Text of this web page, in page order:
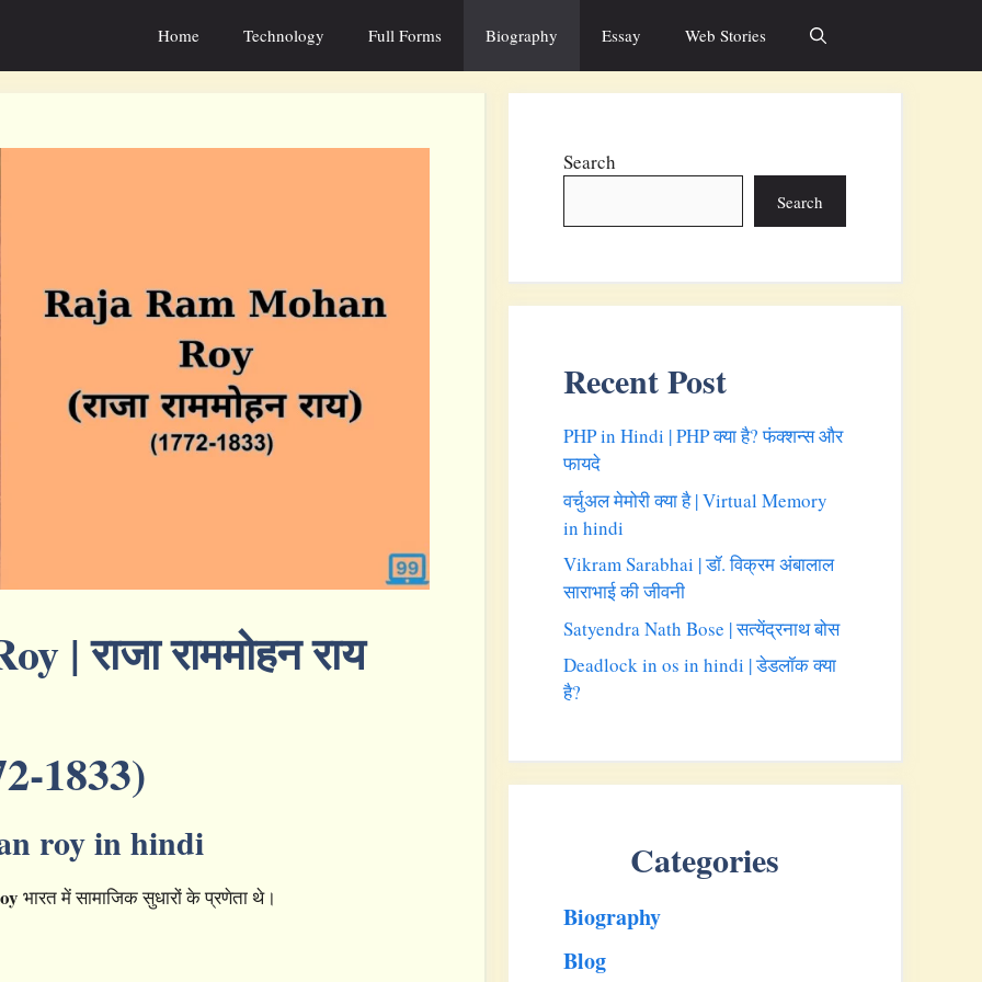
Home Technology Full Forms Biography Essay Web Stories
| राजा राममोहन राय
1833)
roy in hindi
भारत में सामाजिक सुधारों के प्रणेता थे।
Search
Search
Recent Post
PHP in Hindi | PHP क्या है? फंक्शन्स और
फायदे
वर्चुअल मेमोरी क्या है | Virtual Memory
in hindi
Vikram Sarabhai | डॉ. विक्रम अंबालाल
साराभाई की जीवनी
Satyendra Nath Bose | सत्येंद्रनाथ बोस
Deadlock in os in hindi | डेडलॉक क्या
है?
Categories
Biography
Blog